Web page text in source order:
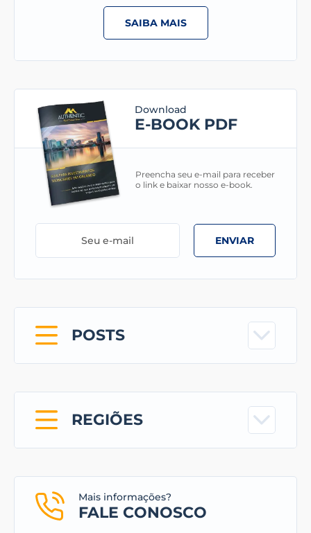
SAIBA MAIS
Download
E-BOOK PDF
Preencha seu e-mail para receber
o link e baixar nosso e-book.
ENVIAR
POSTS
REGIÕES
Mais informações?
FALE CONOSCO